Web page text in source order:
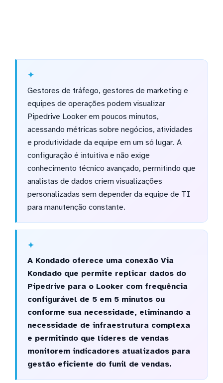
Gestores de tráfego, gestores de marketing e
equipes de operações podem visualizar
Pipedrive Looker em poucos minutos,
acessando métricas sobre negócios, atividades
e produtividade da equipe em um só lugar. A
configuração é intuitiva e não exige
conhecimento técnico avançado, permitindo que
analistas de dados criem visualizações
personalizadas sem depender da equipe de TI
para manutenção constante.
A Kondado oferece uma conexão Via
Kondado que permite replicar dados do
Pipedrive para o Looker com frequência
configurável de 5 em 5 minutos ou
conforme sua necessidade, eliminando a
necessidade de infraestrutura complexa
e permitindo que líderes de vendas
monitorem indicadores atualizados para
gestão eficiente do funil de vendas.